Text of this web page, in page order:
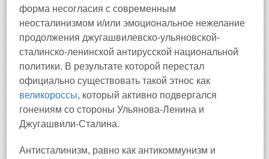
форма несогласия с современным
неосталинизмом и/или эмоциональное нежелание
продолжения джугашвилевско-ульяновской-
сталинско-ленинской антирусской национальной
политики. В результате которой перестал
официально существовать такой этнос как
великороссы, который активно подвергался
гонениям со стороны Ульянова-Ленина и
Джугашвили-Сталина.
Антисталинизм, равно как антикоммунизм и